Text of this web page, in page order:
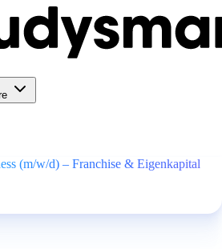
(m/w/d) – Franchise & Eigenkapital